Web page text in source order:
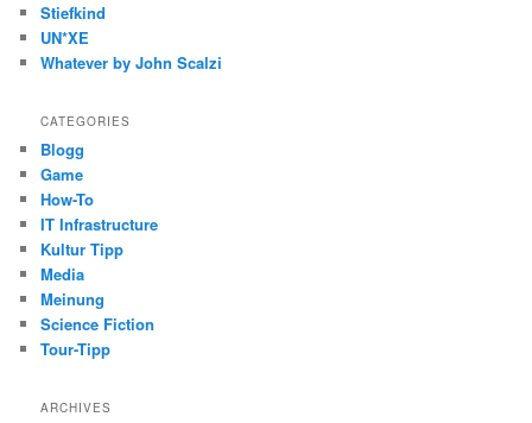
Stiefkind
UN*XE
Whatever by John Scalzi
CATEGORIES
Blogg
Game
How-To
IT Infrastructure
Kultur Tipp
Media
Meinung
Science Fiction
Tour-Tipp
ARCHIVES